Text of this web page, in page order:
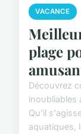
VACANCE
plage
Découvrez
inoubliables
Qu'il
aquatiques,